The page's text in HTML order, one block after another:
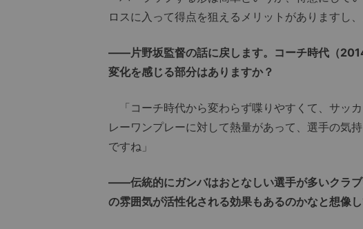
ロスに入って得点を狙えるメリットがありますし
――片野坂監督の話に戻します。コーチ時代（
変化を感じる部分はありますか？
「コーチ時代から変わらず喋りやすくて、サッ
レーワンプレーに対して熱量があって、選手の気
ですね」
――伝統的にガンバはおとなしい選手が多いクラ
の雰囲気が活性化される効果もあるのかなと想像し